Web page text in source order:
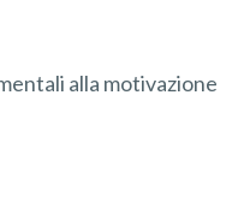
alla motivazione